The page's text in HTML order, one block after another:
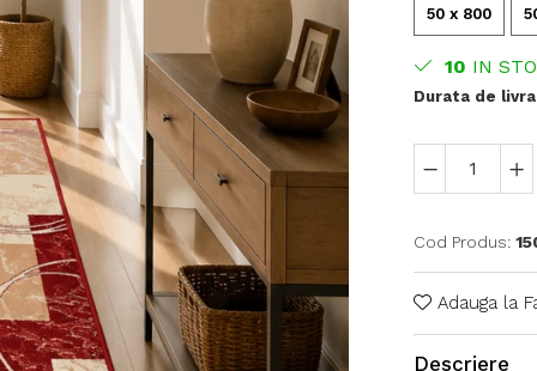
50 x 800
10 IN
Durata de
Cod Produs:
Adauga la
Descriere